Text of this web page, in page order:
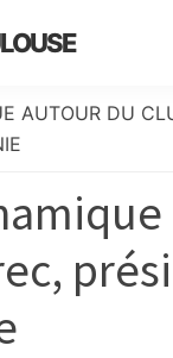
AUTOUR DU